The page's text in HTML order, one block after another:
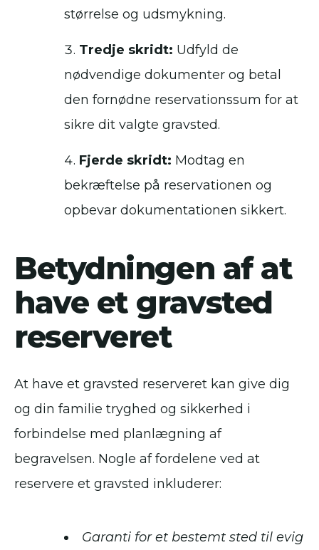
størrelse og udsmykning.
Tredje skridt: Udfyld de
nødvendige dokumenter og betal
den fornødne reservationssum for at
sikre dit valgte gravsted.
Fjerde skridt: Modtag en
bekræftelse på reservationen og
opbevar dokumentationen sikkert.
Betydningen af at
have et gravsted
reserveret
At have et gravsted reserveret kan give dig
og din familie tryghed og sikkerhed i
forbindelse med planlægning af
begravelsen. Nogle af fordelene ved at
reservere et gravsted inkluderer:
Garanti for et bestemt sted til evig